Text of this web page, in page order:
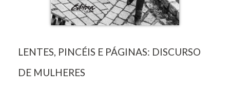
LENTES, PINCÉIS E PÁGINAS: DISCURSO
DE MULHERES